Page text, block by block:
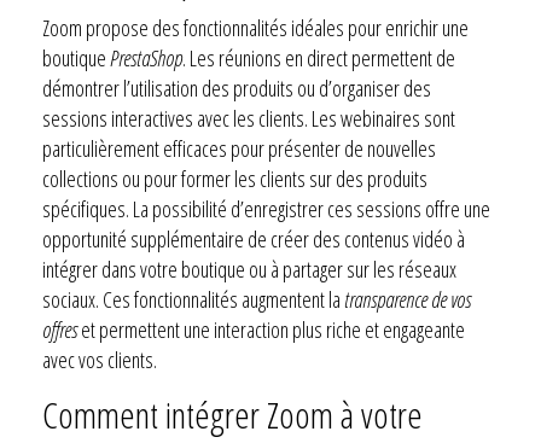
Zoom propose des fonctionnalités idéales pour enrichir une
boutiquePrestaShop. Les réunions en direct permettent de
démontrer l’utilisation des produits ou d’organiser des
sessions interactives avec les clients. Les webinaires sont
particulièrement efficaces pour présenter de nouvelles
collections ou pour former les clients sur des produits
spécifiques. La possibilité d’enregistrer ces sessions offre une
opportunité supplémentaire de créer des contenus vidéo à
intégrer dans votre boutique ou à partager sur les réseaux
sociaux. Ces fonctionnalités augmentent latransparence de vos
offreset permettent une interaction plus riche et engageante
avec vos clients.
Comment intégrer Zoom à votre